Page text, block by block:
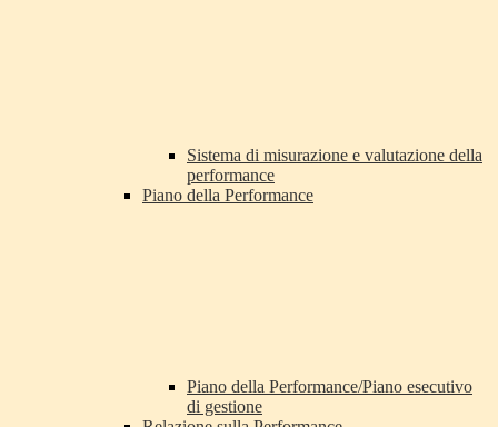
Sistema di misurazione e valutazione della
performance
Piano della Performance
Piano della Performance/Piano esecutivo
di gestione